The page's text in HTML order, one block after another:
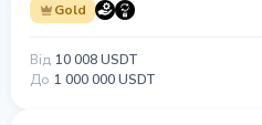
Gold
Від 10 008 USDT
До 1 000 000 USDT